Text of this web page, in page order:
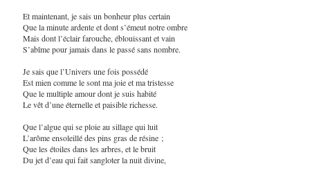
Et maintenant, je sais un bonheur plus certain
Que la minute ardente et dont s’émeut notre ombre
Mais dont l’éclair farouche, éblouissant et vain
S’abîme pour jamais dans le passé sans nombre.
Je sais que l’Univers une fois possédé
Est mien comme le sont ma joie et ma tristesse
Que le multiple amour dont je suis habité
Le vêt d’une éternelle et paisible richesse.
Que l’algue qui se ploie au sillage qui luit
L’arôme ensoleillé des pins gras de résine ;
Que les étoiles dans les arbres, et le bruit
Du jet d’eau qui fait sangloter la nuit divine,